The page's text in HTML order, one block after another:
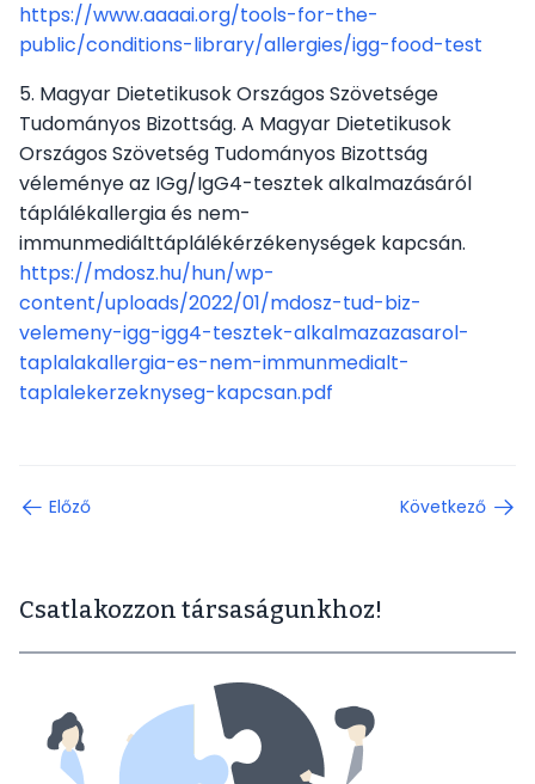
https://www.aaaai.org/tools-for-the-
public/conditions-library/allergies/igg-food-test
5. Magyar Dietetikusok Országos Szövetsége
Tudományos Bizottság. A Magyar Dietetikusok
Országos Szövetség Tudományos Bizottság
véleménye az IGg/IgG4-tesztek alkalmazásáról
táplálékallergia és nem-
immunmediálttáplálékérzékenységek kapcsán.
https://mdosz.hu/hun/wp-
content/uploads/2022/01/mdosz-tud-biz-
velemeny-igg-igg4-tesztek-alkalmazazasarol-
taplalakallergia-es-nem-immunmedialt-
taplalekerzeknyseg-kapcsan.pdf
Előző Következő
Csatlakozzon társaságunkhoz!